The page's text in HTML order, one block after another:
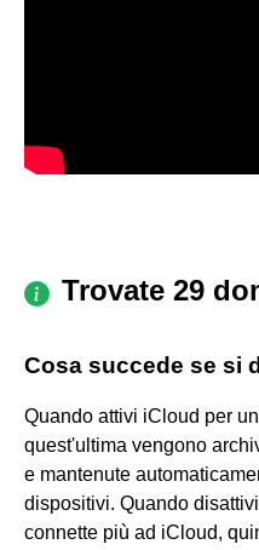
Trovate 29
Cosa succede se si
Quando attivi iCloud per
quest'ultima vengono
e mantenute
dispositivi. Quando
connette più ad iCloud,